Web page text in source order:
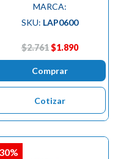
MARCA:
SKU: LAP0600
$2.761 $1.890
Comprar
Cotizar